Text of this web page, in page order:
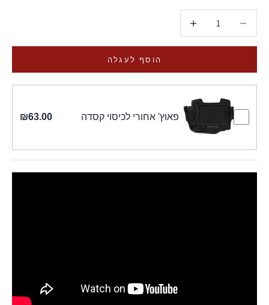
הוסף לעגלה
פאוץ' אחורי לכיסוי קסדה ₪63.00